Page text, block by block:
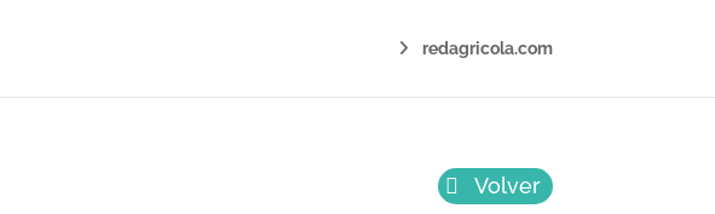
redagricola.com
Volver